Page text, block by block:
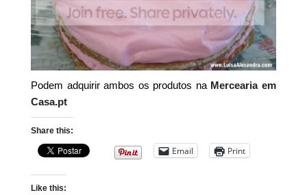
Podem adquirir ambos os produtos na Mercearia em
Casa.pt
Share this:
Email Print
Like this: